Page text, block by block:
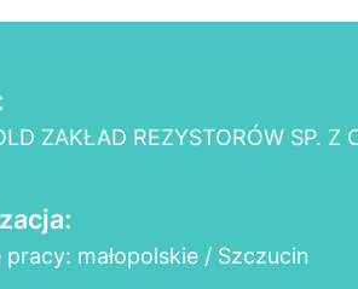
ZAKŁAD REZYSTORÓW SP. Z
pracy: małopolskie / Szczucin